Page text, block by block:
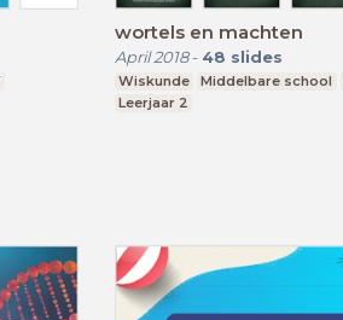
wortels en machten
April 2018- 48 slides
Wiskunde Middelbare school
Leerjaar 2